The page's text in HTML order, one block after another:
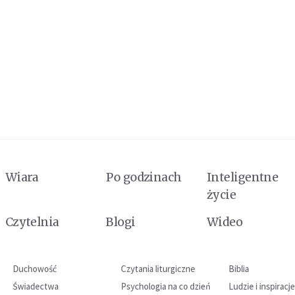
Wiara Po godzinach
Inteligentne
życie
Czytelnia Blogi Wideo
Duchowość Czytania liturgiczne
Biblia
Świadectwa Psychologia na co dzień Ludzie i inspiracje